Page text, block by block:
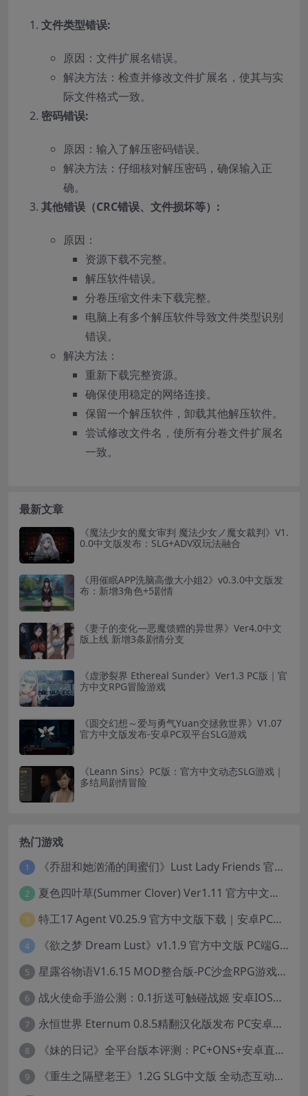
文件类型错误:
原因：文件扩展名错误。
解决方法：检查并修改文件扩展名，使其与实
际文件格式一致。
密码错误:
原因：输入了解压密码错误。
解决方法：仔细核对解压密码，确保输入正
确。
其他错误（CRC错误、文件损坏等）:
原因：
资源下载不完整。
解压软件错误。
分卷压缩文件未下载完整。
电脑上有多个解压软件导致文件类型识别
错误。
解决方法：
重新下载完整资源。
确保使用稳定的网络连接。
保留一个解压软件，卸载其他解压软件。
尝试修改文件名，使所有分卷文件扩展名
一致。
最新文章
《魔法少女的魔女审判 魔法少女ノ魔女裁判》V1.
0.0中文版发布：SLG+ADV双玩法融合
《用催眠APP洗脑高傲大小姐2》v0.3.0中文版发
布：新增3角色+5剧情
《妻子的变化—恶魔馈赠的异世界》Ver4.0中文
版上线 新增3条剧情分支
《虚渺裂界 Ethereal Sunder》Ver1.3 PC版｜官
方中文RPG冒险游戏
《圆交幻想～爱与勇气Yuan交拯救世界》V1.07
官方中文版发布-安卓PC双平台SLG游戏
《Leann Sins》PC版：官方中文动态SLG游戏｜
多结局剧情冒险
热门游戏
1 《乔甜和她汹涌的闺蜜们》Lust Lady Friends 官方中文版 SLG模拟经营游戏｜角色情感互动｜动态画面
2 夏色四叶草(Summer Clover) Ver1.11 官方中文版：全CG无修+动态互动SLG游戏下载
3 特工17 Agent V0.25.9 官方中文版下载｜安卓PC双端｜附存档赞助码
4 《欲之梦 Dream Lust》v1.1.9 官方中文版 PC端Galgame推荐
5 星露谷物语V1.6.15 MOD整合版-PC沙盒RPG游戏STEAM官中+200款美化MOD
6 战火使命手游公测：0.1折送可触碰战姬 安卓IOS双端互通中文版
7 永恒世界 Eternum 0.8.5精翻汉化版发布 PC安卓双端 SLG游戏
8 《妹的日记》全平台版本评测：PC+ONS+安卓直装养成游戏体验
9
《重生之隔壁老王》1.2G SLG中文版 全动态互动冒险游戏